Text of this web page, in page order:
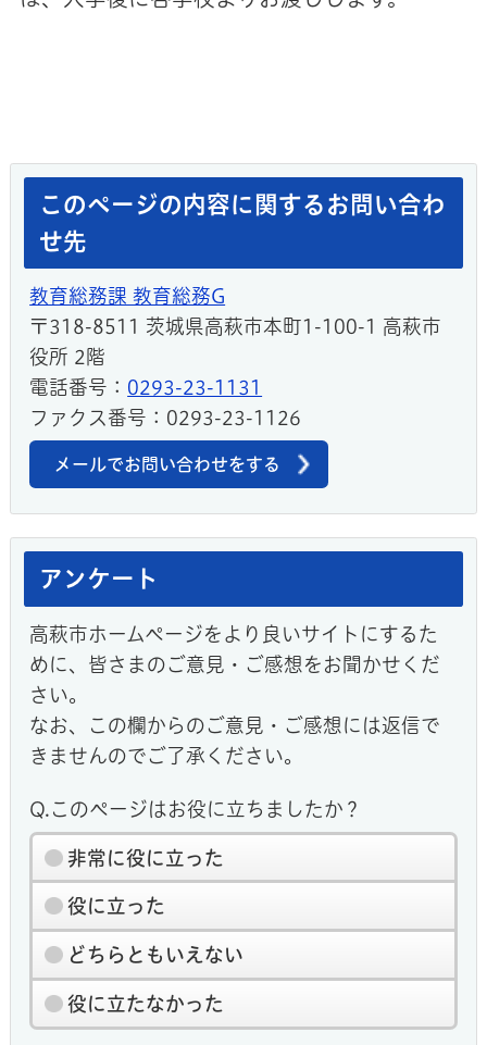
このページの内容に関するお問い合わ
せ先
教育総務課 教育総務G
〒318-8511 茨城県高萩市本町1-100-1 高萩市
役所 2階
電話番号： 0293-23-1131
ファクス番号：0293-23-1126
メールでお問い合わせをする
アンケート
高萩市ホームページをより良いサイトにするた
めに、皆さまのご意見・ご感想をお聞かせくだ
さい。
なお、この欄からのご意見・ご感想には返信で
きませんのでご了承ください。
Q.このページはお役に立ちましたか？
非常に役に立った
役に立った
どちらともいえない
役に立たなかった